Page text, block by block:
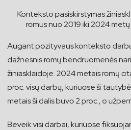
Konteksto pasiskirstymas
romus nuo 2019 iki 2024
Augant pozityvaus konteksto
dažnesnis romų bendruomenės
žiniasklaidoje. 2024 metais romų
proc. visų darbų, kuriuose ši
metais ši dalis buvo 2 proc., o
Beveik visi darbai, kuriuose